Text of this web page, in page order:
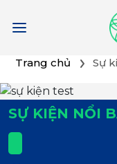
Trang chủ Sự
SỰ KIỆN NỔI